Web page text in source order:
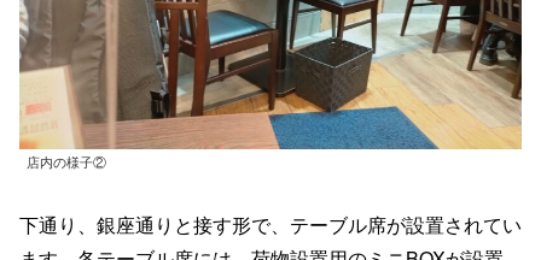
店内の様子②
下通り、銀座通りと接す形で、テーブル席が設置されてい